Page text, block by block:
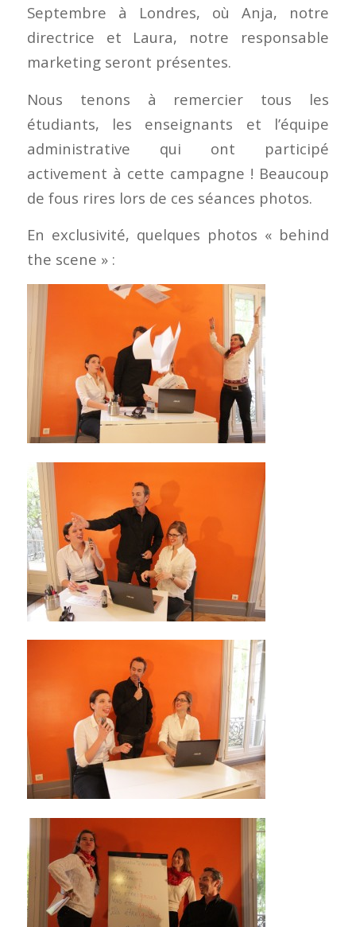
Septembre à Londres, où Anja, notre
directrice et Laura, notre responsable
marketing seront présentes.
Nous tenons à remercier tous les
étudiants, les enseignants et l’équipe
administrative qui ont participé
activement à cette campagne ! Beaucoup
de fous rires lors de ces séances photos.
En exclusivité, quelques photos « behind
the scene » :